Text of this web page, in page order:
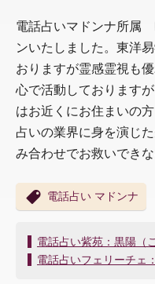
電話占いマドンナ所属
ンいたしました。東洋
おりますが霊感霊視も
心で活動しております
はお近くにお住まいの
占いの業界に身を演じ
み合わせでお救いできな
電話占い マドンナ
投
稿
電話占い紫苑：黒陽（
電話占いフェリーチェ